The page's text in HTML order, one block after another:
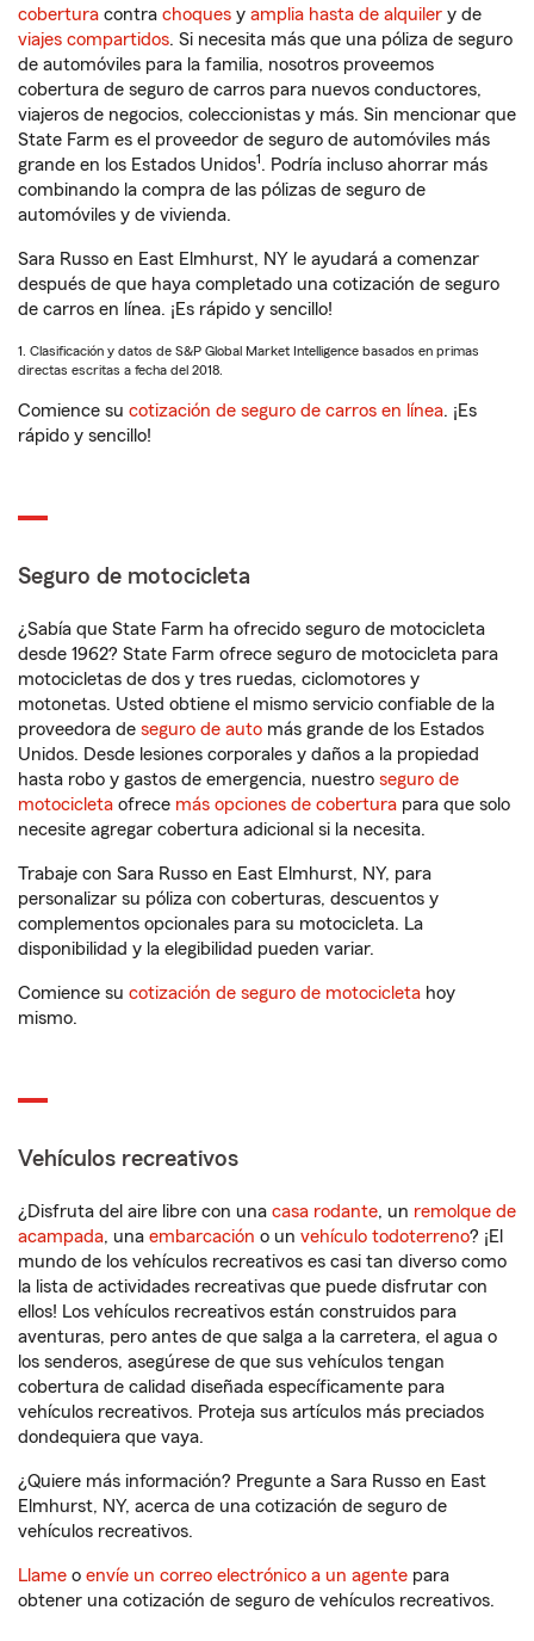
cobertura contra choques y amplia hasta de alquiler y de
viajes compartidos. Si necesita más que una póliza de seguro
de automóviles para la familia, nosotros proveemos
cobertura de seguro de carros para nuevos conductores,
viajeros de negocios, coleccionistas y más. Sin mencionar que
State Farm es el proveedor de seguro de automóviles más
grande en los Estados Unidos1. Podría incluso ahorrar más
combinando la compra de las pólizas de seguro de
automóviles y de vivienda.
Sara Russo en East Elmhurst, NY le ayudará a comenzar
después de que haya completado una cotización de seguro
de carros en línea. ¡Es rápido y sencillo!
1. Clasificación y datos de S&P Global Market Intelligence basados en primas
directas escritas a fecha del 2018.
Comience su cotización de seguro de carros en línea. ¡Es
rápido y sencillo!
Seguro de motocicleta
¿Sabía que State Farm ha ofrecido seguro de motocicleta
desde 1962? State Farm ofrece seguro de motocicleta para
motocicletas de dos y tres ruedas, ciclomotores y
motonetas. Usted obtiene el mismo servicio confiable de la
proveedora de seguro de auto más grande de los Estados
Unidos. Desde lesiones corporales y daños a la propiedad
hasta robo y gastos de emergencia, nuestro seguro de
motocicleta ofrece más opciones de cobertura para que solo
necesite agregar cobertura adicional si la necesita.
Trabaje con Sara Russo en East Elmhurst, NY, para
personalizar su póliza con coberturas, descuentos y
complementos opcionales para su motocicleta. La
disponibilidad y la elegibilidad pueden variar.
Comience su cotización de seguro de motocicleta hoy
mismo.
Vehículos recreativos
¿Disfruta del aire libre con una casa rodante, un remolque de
acampada, una embarcación o un vehículo todoterreno? ¡El
mundo de los vehículos recreativos es casi tan diverso como
la lista de actividades recreativas que puede disfrutar con
ellos! Los vehículos recreativos están construidos para
aventuras, pero antes de que salga a la carretera, el agua o
los senderos, asegúrese de que sus vehículos tengan
cobertura de calidad diseñada específicamente para
vehículos recreativos. Proteja sus artículos más preciados
dondequiera que vaya.
¿Quiere más información? Pregunte a Sara Russo en East
Elmhurst, NY, acerca de una cotización de seguro de
vehículos recreativos.
Llame o envíe un correo electrónico a un agente para
obtener una cotización de seguro de vehículos recreativos.